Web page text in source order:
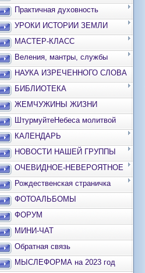
Практичная духовность
УРОКИ ИСТОРИИ ЗЕМЛИ
МАСТЕР-КЛАСС
Веления, мантры, службы
НАУКА ИЗРЕЧЕННОГО СЛОВА
БИБЛИОТЕКА
ЖЕМЧУЖИНЫ ЖИЗНИ
ШтурмуйтеНебеса молитвой
КАЛЕНДАРЬ
НОВОСТИ НАШЕЙ ГРУППЫ
ОЧЕВИДНОЕ-НЕВЕРОЯТНОЕ
Рождественская страничка
ФОТОАЛЬБОМЫ
ФОРУМ
МИНИ-ЧАТ
Обратная связь
МЫСЛЕФОРМА на 2023 год